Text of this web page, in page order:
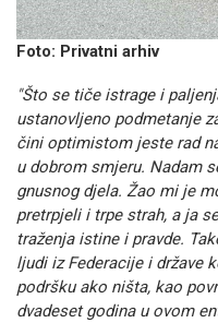
Foto: Privatni arhiv
"Što se tiče istrage i
ustanovljeno podmetanje
čini optimistom jeste rad
u dobrom smjeru. Nadam
gnusnog djela. Žao mi je
pretrpjeli i trpe strah, a ja
traženja istine i pravde.
ljudi iz Federacije i države
podršku ako ništa, kao
dvadeset godina u ovom